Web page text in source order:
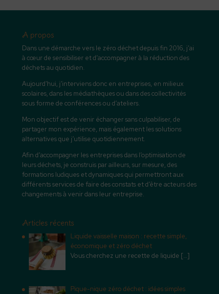
A propos
Dans une démarche vers le zéro déchet depuis fin 2016, j’ai
à cœur de sensibiliser et d’accompagner à la réduction des
déchets au quotidien.
Aujourd’hui, j’interviens donc en entreprises, en milieux
scolaires, dans les médiathèques ou dans des collectivités
sous forme de conférences ou d’ateliers.
Mon objectif est de venir échanger sans culpabiliser, de
partager mon expérience, mais également les solutions
alternatives que j’utilise quotidiennement.
Afin d’accompagner les entreprises dans l’optimisation de
leurs déchets, je construis par ailleurs, sur mesure, des
formations ludiques et dynamiques qui permettront aux
différents services de faire des constats et d’être acteurs des
changements à venir dans leur entreprise.
Articles récents
Liquide vaisselle maison : recette simple,
économique et zéro déchet
Vous cherchez une recette de liquide […]
Pique-nique zéro déchet : idées simples